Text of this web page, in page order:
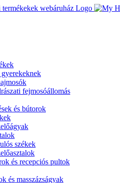
fejmosóállomás
és bútorok
székek
és recepciós pultok
és masszázságyak